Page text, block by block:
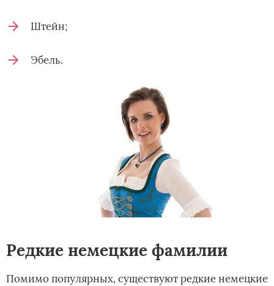
Штейн;
Эбель.
Редкие немецкие фамилии
Помимо популярных, существуют редкие немецкие